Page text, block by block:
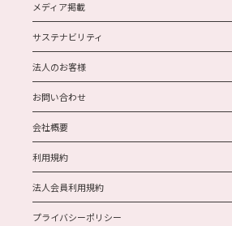
メディア掲載
サステナビリティ
法人のお客様
お問い合わせ
会社概要
利用規約
法人会員利用規約
プライバシーポリシー